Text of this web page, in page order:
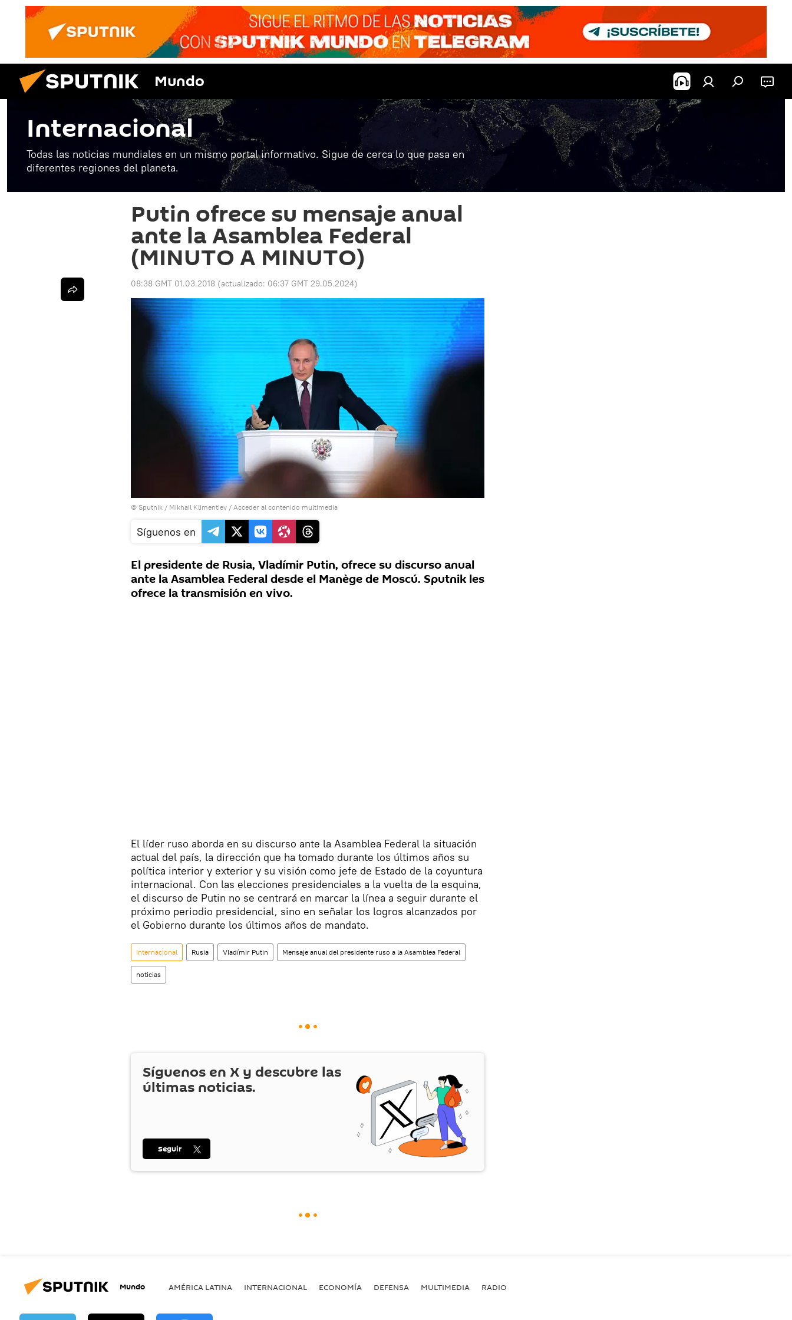
Mundo
Internacional
Todas las noticias mundiales en un mismo portal informativo. Sigue de cerca lo que pasa en
diferentes regiones del planeta.
Putin ofrece su mensaje anual
ante la Asamblea Federal
(MINUTO A MINUTO)
08:38 GMT 01.03.2018 (actualizado: 06:37 GMT 29.05.2024)
© Sputnik / Mikhail Klimentiev / Acceder al contenido multimedia
Síguenos en
El presidente de Rusia, Vladímir Putin, ofrece su discurso anual
ante la Asamblea Federal desde el Manège de Moscú. Sputnik les
ofrece la transmisión en vivo.
El líder ruso aborda en su discurso ante la Asamblea Federal la situación
actual del país, la dirección que ha tomado durante los últimos años su
política interior y exterior y su visión como jefe de Estado de la coyuntura
internacional. Con las elecciones presidenciales a la vuelta de la esquina,
el discurso de Putin no se centrará en marcar la línea a seguir durante el
próximo periodio presidencial, sino en señalar los logros alcanzados por
el Gobierno durante los últimos años de mandato.
Internacional Rusia Vladímir Putin Mensaje anual del presidente ruso a la Asamblea Federal
noticias
Síguenos en X y descubre las
últimas noticias.
Seguir
Mundo AMÉRICA LATINA INTERNACIONAL ECONOMÍA DEFENSA MULTIMEDIA RADIO